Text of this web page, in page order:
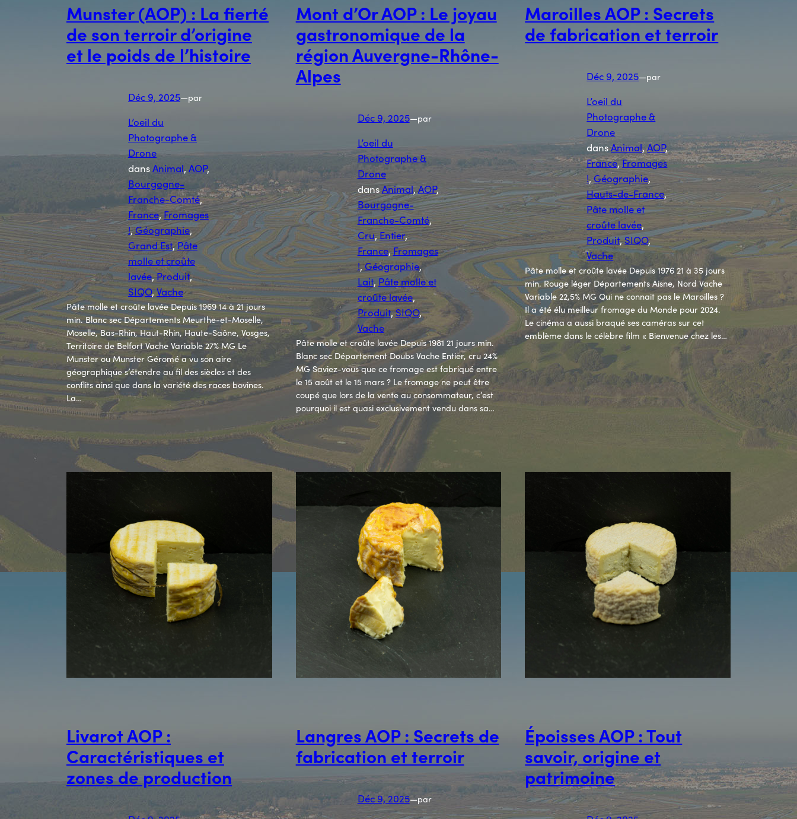
Munster (AOP) : La fierté
de son terroir d’origine
et le poids de l’histoire
Déc 9, 2025—par
L’oeil du
Photographe &
Drone
dansAnimal, AOP
Bourgogne-
Franche-Comté,
France, Fromages
!, Géographie,
Grand Est, Pâte
molle et croûte
lavée, Produit,
SIQO, Vache
Pâte molle et croûte lavée Depuis 1969 14 à 21 jours
min. Blanc sec Départements Meurthe-et-Moselle,
Moselle, Bas-Rhin, Haut-Rhin, Haute-Saône, Vosges,
Territoire de Belfort Vache Variable 27% MG Le
Munster ou Munster Géromé a vu son aire
géographique s’étendre au fil des siècles et des
conflits ainsi que dans la variété des races bovines.
La…
Mont d’Or AOP : Le joyau
gastronomique de la
région Auvergne-Rhône-
Alpes
Déc 9, 2025—par
L’oeil du
Photographe &
Drone
dansAnimal, AOP,
Bourgogne-
Franche-Comté,
Cru, Entier,
France, Fromages
!, Géographie,
Lait, Pâte molle et
croûte lavée,
Produit, SIQO,
Vache
Pâte molle et croûte lavée Depuis 1981 21 jours min.
Blanc sec Département Doubs Vache Entier, cru 24%
MG Saviez-vous que ce fromage est fabriqué entre
le 15 août et le 15 mars ? Le fromage ne peut être
coupé que lors de la vente au consommateur, c’est
pourquoi il est quasi exclusivement vendu dans sa…
Maroilles AOP : Secrets
de fabrication et terroir
Déc 9, 2025—par
L’oeil du
Photographe &
Drone
dansAnimal, AOP,
France, Fromages
!, Géographie
Hauts-de-France,
Pâte molle et
croûte lavée
Produit, SIQO,
Vache
Pâte molle et croûte lavée Depuis 1976 21 à 35 jours
min. Rouge léger Départements Aisne, Nord Vache
Variable 22,5% MG Qui ne connait pas le Maroilles ?
Il a été élu meilleur fromage du Monde pour 2024.
Le cinéma a aussi braqué ses caméras sur cet
emblème dans le célèbre film « Bienvenue chez les…
Livarot AOP :
Caractéristiques et
zones de production
Langres AOP : Secrets de
fabrication et terroir
Déc 9, 2025—par
Époisses AOP : Tout
savoir, origine et
patrimoine